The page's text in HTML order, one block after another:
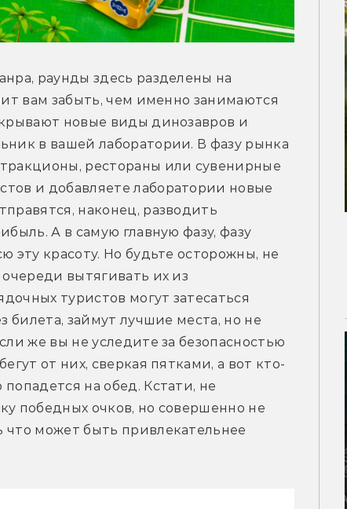
раунды здесь разделены на
вам забыть, чем именно занимаются
новые виды динозавров и
в вашей лаборатории. В фазу рынка
рестораны или сувенирные
и добавляете лаборатории новые
наконец, разводить
А в самую главную фазу, фазу
эту красоту. Но будьте осторожны, не
вытягивать их из
туристов могут затесаться
билета, займут лучшие места, но не
же вы не уследите за безопасностью
от них, сверкая пятками, а вот кто-
на обед. Кстати, не
победных очков, но совершенно не
может быть привлекательнее